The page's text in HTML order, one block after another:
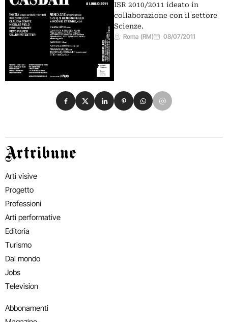
ISR 2010/2011 ideato in
collaborazione con il settore
Scienze.
Roma (RM) 08/07/2011
Condividi su Facebook
Condividi su X
Condividi su LinkedIn
Condividi su Pinterest
Condividi su WhatsApp
Condividi su Email
Artribune
Arti visive
Progetto
Professioni
Arti performative
Editoria
Turismo
Dal mondo
Jobs
Television
Abbonamenti